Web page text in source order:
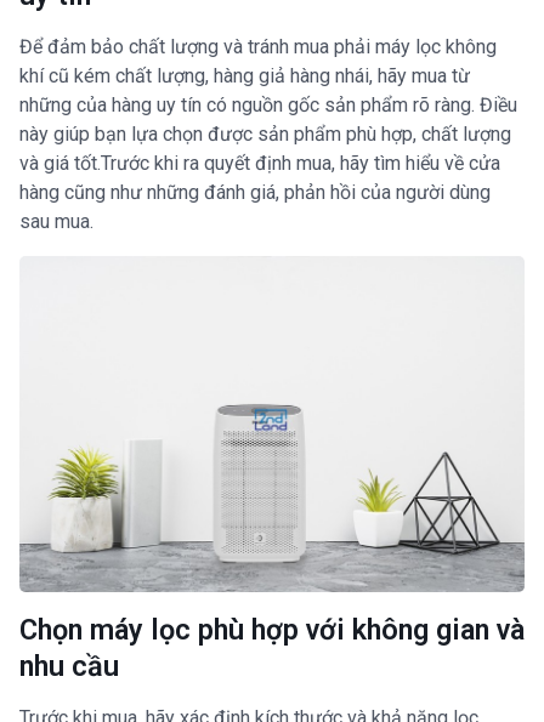
Để đảm bảo chất lượng và tránh mua phải máy lọc không
khí cũ kém chất lượng, hàng giả hàng nhái, hãy mua từ
những của hàng uy tín có nguồn gốc sản phẩm rõ ràng. Điều
này giúp bạn lựa chọn được sản phẩm phù hợp, chất lượng
và giá tốt.Trước khi ra quyết định mua, hãy tìm hiểu về cửa
hàng cũng như những đánh giá, phản hồi của người dùng
sau mua.
Chọn máy lọc phù hợp với không gian và
nhu cầu